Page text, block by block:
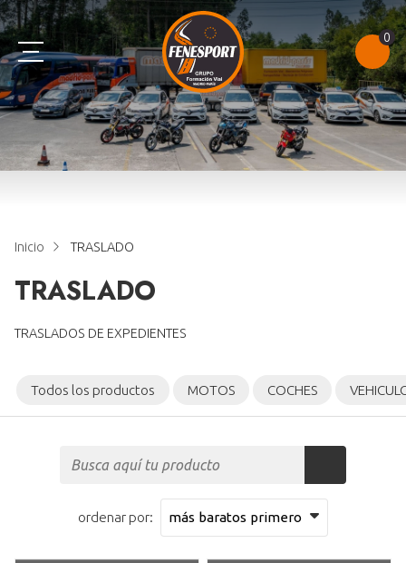
AM
B
C
TEST
0
Inicio TRASLADO
TRASLADO
TRASLADOS DE EXPEDIENTES
Todos los productos MOTOS COCHES
ordenar por: